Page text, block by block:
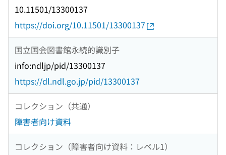
10.11501/13300137
https://doi.org/10.11501/13300137
国立国会図書館永続的識別子
info:ndljp/pid/13300137
https://dl.ndl.go.jp/pid/13300137
コレクション（共通）
障害者向け資料
コレクション（障害者向け資料：レベル1）